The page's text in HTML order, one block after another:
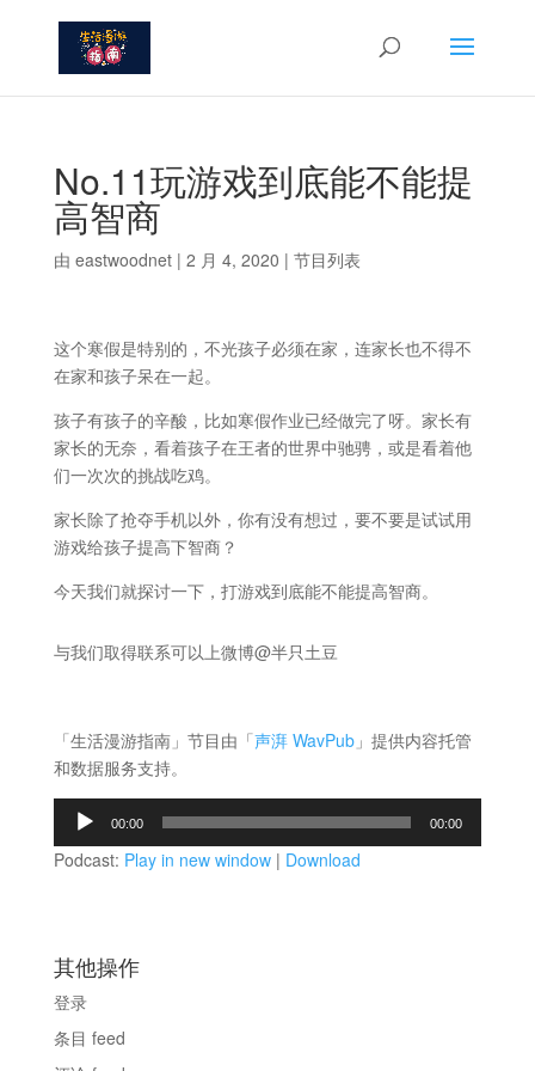
No.11玩游戏到底能不能提
高智商
由 eastwoodnet| 2 月 4, 2020 | 节目列表
这个寒假是特别的，不光孩子必须在家，连家长也不得不
在家和孩子呆在一起。
孩子有孩子的辛酸，比如寒假作业已经做完了呀。家长有
家长的无奈，看着孩子在王者的世界中驰骋，或是看着他
们一次次的挑战吃鸡。
家长除了抢夺手机以外，你有没有想过，要不要是试试用
游戏给孩子提高下智商？
今天我们就探讨一下，打游戏到底能不能提高智商。
与我们取得联系可以上微博@半只土豆
「生活漫游指南」节目由「声湃 WavPub」提供内容托管
和数据服务支持。
播
00:00 00:00
Podcast: Play in new window| Download
其他操作
登录
条目 feed